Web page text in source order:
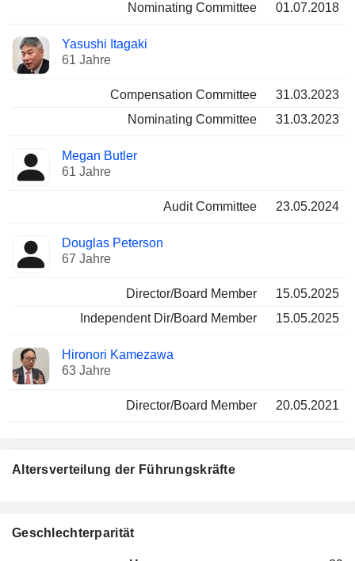
Nominating Committee
01.07.2018
Yasushi Itagaki
61 Jahre
Compensation Committee
31.03.2023
Nominating Committee
31.03.2023
Megan Butler
61 Jahre
Audit Committee 23.05.2024
Douglas Peterson
67 Jahre
Director/Board Member
15.05.2025
Independent Dir/Board Member
15.05.2025
Hironori Kamezawa
63 Jahre
Director/Board Member 20.05.2021
Altersverteilung der Führungskräfte
Geschlechterparität